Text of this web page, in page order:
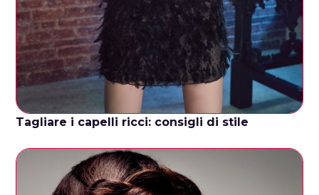
Tagliare i capelli ricci: consigli di stile